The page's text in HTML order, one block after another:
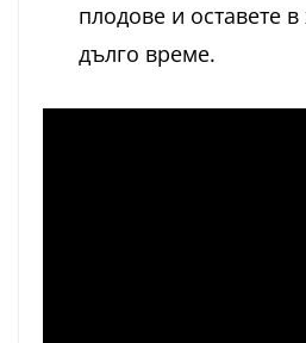
плодове и оставете
дълго време.